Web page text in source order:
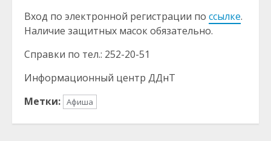
Вход по электронной регистрации по ссылке.
Наличие защитных масок обязательно.
Справки по тел.: 252-20-51
Информационный центр ДДнТ
Метки: Афиша